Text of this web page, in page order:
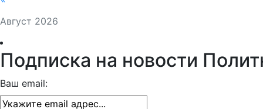
Август 2026
Подписка на новости
Ваш email: